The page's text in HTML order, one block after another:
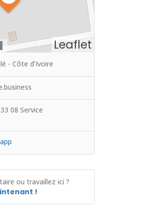
Leaflet
- Côte d’Ivoire
08 Service
ou travaillez ici ?
!